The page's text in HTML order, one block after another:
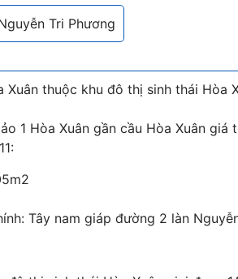
Tri Phương
Xuân thuộc khu đô thị sinh thái
1 Hòa Xuân gần cầu Hòa Xuân
Tây nam giáp đường 2 làn